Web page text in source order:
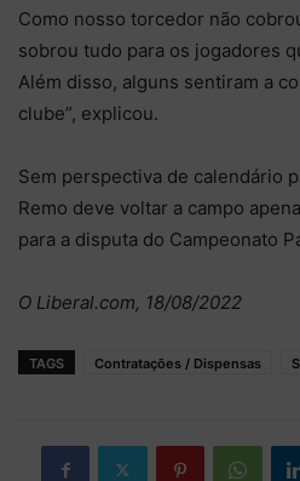
Como nosso torcedor não
sobrou tudo para os jogadores
Além disso, alguns sentiram a
clube”, explicou.
Sem perspectiva de calendário
Remo deve voltar a campo
para a disputa do Campeonato
O Liberal.com, 18/08/2022
TAGS Contratações / Dispensas